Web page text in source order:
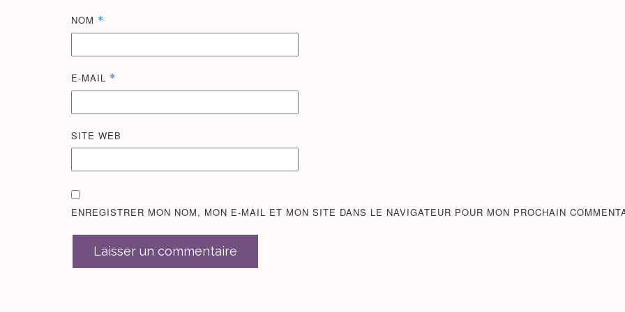
NOM *
E-MAIL *
SITE WEB
ENREGISTRER MON NOM, MON E-MAIL ET MON SITE DANS LE NAVIGATEUR POUR MON PROCHAIN
Laisser un commentaire